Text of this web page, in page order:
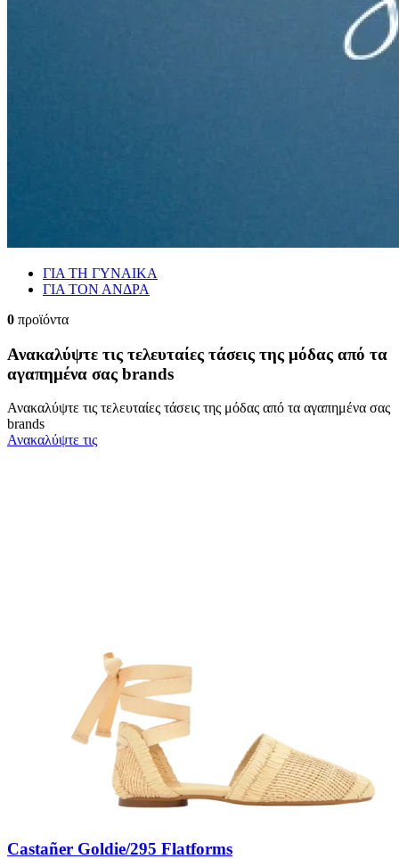
ΓΙΑ ΤΗ ΓΥΝΑΙΚΑ
ΓΙΑ ΤΟΝ ΑΝΔΡΑ
0 προϊόντα
Ανακαλύψτε τις τελευταίες τάσεις της μόδας από τα
αγαπημένα σας brands
Ανακαλύψτε τις τελευταίες τάσεις της μόδας από τα αγαπημένα σας
brands
Ανακαλύψτε τις
Castañer Goldie/295 Flatforms